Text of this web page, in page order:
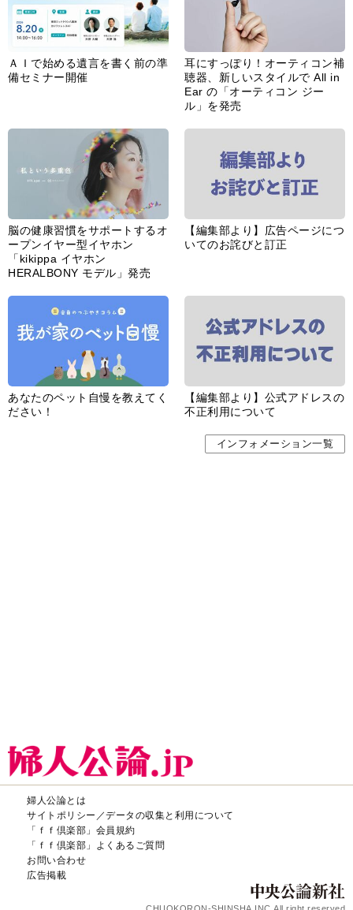
あなたのペット自慢を教えてく
【編集部より】公式アドレスの
不正利用について
インフォメーション一覧
サイトポリシー／データの収集と利用について
「ｆｆ倶楽部」会員規約
「ｆｆ倶楽部」よくあるご質問
CHUOKORON-SHINSHA,INC.All right reserved